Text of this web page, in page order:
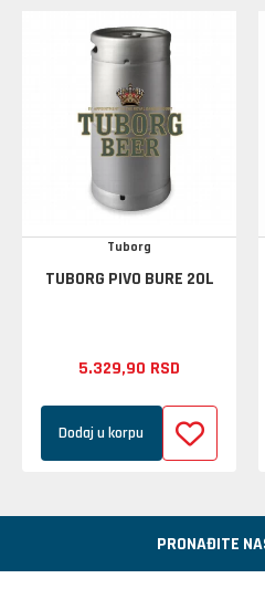
Tuborg
TUBORG PIVO BURE 20L
5.329,90 RSD
Dodaj u korpu
PRONAĐITE